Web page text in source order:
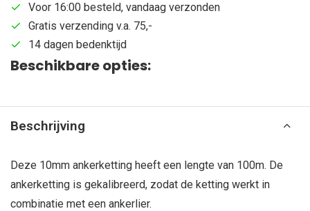
Voor 16:00 besteld, vandaag verzonden
Gratis verzending v.a. 75,-
14 dagen bedenktijd
Beschikbare opties:
Beschrijving
Deze 10mm ankerketting heeft een lengte van 100m. De
ankerketting is gekalibreerd, zodat de ketting werkt in
combinatie met een ankerlier.